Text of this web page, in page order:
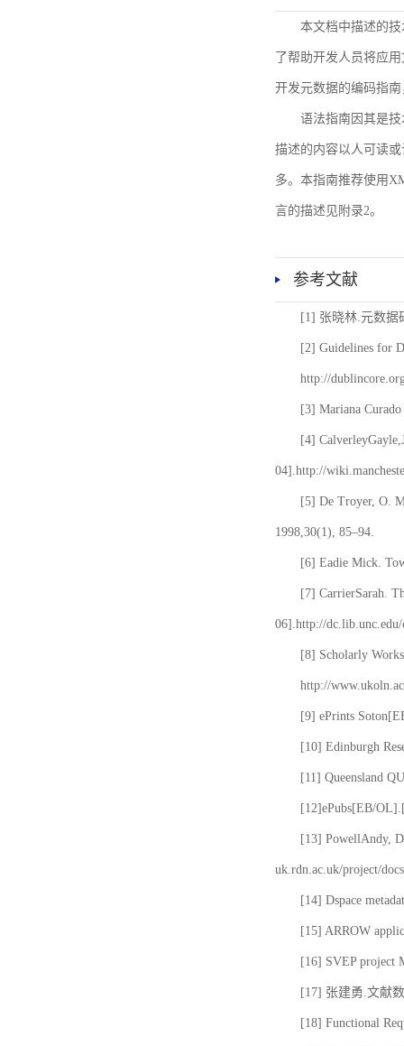
本文档中描述的
了帮助开发人员将应
开发元数据的编码指
语法指南因其是
描述的内容以人可读
多。本指南推荐使用
言的描述见附录2。
参考文献
[1] 张晓林.元数据
[2] Guidelines for
http://
[3] Mariana
[4]
04].http://
[5] De Troyer, O.
1998,30(1), 85–94.
[6] Eadie Mick.
[7] CarrierSarah.
06].http://
[8] Scholarly
http://
[9] ePrints
[10] Edinburgh
[11] Queensland
[12]ePubs[EB/
[13] PowellAndy,
uk.rdn.ac.uk/project/
[14] Dspace
[15] ARROW
[16] SVEP project
[17] 张建勇.文献
[18] Functional